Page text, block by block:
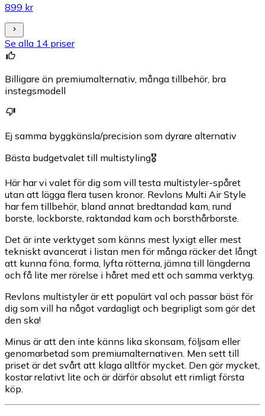
899 kr
Se alla 14 priser
Billigare än premiumalternativ, många tillbehör, bra
instegsmodell
Ej samma byggkänsla/precision som dyrare alternativ
Bästa budgetvalet till multistyling🎖️
Här har vi valet för dig som vill testa multistyler-spåret
utan att lägga flera tusen kronor. Revlons Multi Air Style
har fem tillbehör, bland annat bredtandad kam, rund
borste, lockborste, raktandad kam och borsthårborste.
Det är inte verktyget som känns mest lyxigt eller mest
tekniskt avancerat i listan men för många räcker det långt
att kunna föna, forma, lyfta rötterna, jämna till längderna
och få lite mer rörelse i håret med ett och samma verktyg.
Revlons multistyler är ett populärt val och passar bäst för
dig som vill ha något vardagligt och begripligt som gör det
den ska!
Minus är att den inte känns lika skonsam, följsam eller
genomarbetad som premiumalternativen. Men sett till
priset är det svårt att klaga alltför mycket. Den gör mycket,
kostar relativt lite och är därför absolut ett rimligt första
köp.